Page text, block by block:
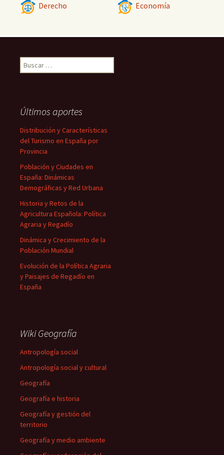
Derecho Economía
Buscar:
Últimos aportes
Distribución y Características
del Turismo en España por
Provincia
Población y Ciudades en
España: Dinámicas
Demográficas y Red Urbana
Historia y Retos de la
Agricultura Española: Política
Agraria y Regadío
Dinámica y Crecimiento de la
Población Mundial
Evolución de la Política Agraria
y Paisajes de Regadío en
España
Wiki Geografía
Antropología social
Antropología social y cultural
Geografía
Geografía e historia
Geografía y gestión del
territorio
Geografía y medio ambiente